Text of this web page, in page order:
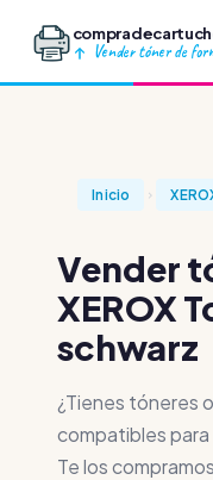
Vender tóner de
Inicio
Vender
XEROX
schwarz
¿Tienes tóneres
compatibles
Te los